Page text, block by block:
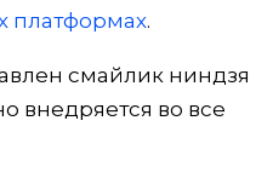
платформах.
смайлик ниндзя
внедряется во все